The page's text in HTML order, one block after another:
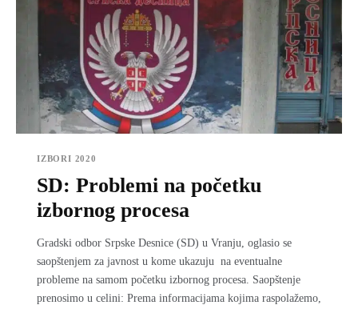
IZBORI 2020
SD: Problemi na početku
izbornog procesa
Gradski odbor Srpske Desnice (SD) u Vranju, oglasio se
saopštenjem za javnost u kome ukazuju na eventualne
probleme na samom početku izbornog procesa. Saopštenje
prenosimo u celini: Prema informacijama kojima raspolažemo,